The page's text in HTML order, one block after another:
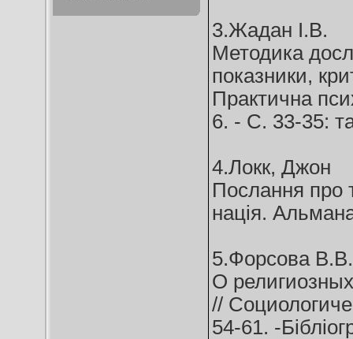
3.Жадан І.В.
Методика
показники,
Практична
6. - С. 33-35:
4.Локк, Джон
Послання про
нація.
5.Форсова В.В.
О
//
54-61. -